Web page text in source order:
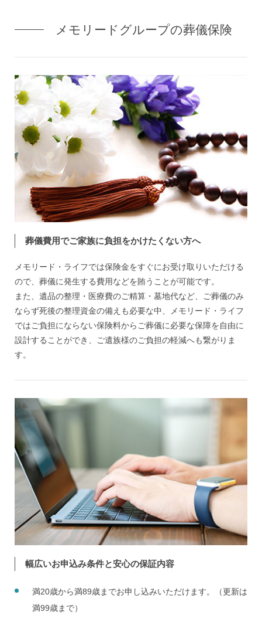
メモリードグループの葬儀保険
葬儀費用でご家族に負担をかけたくない方へ
メモリード・ライフでは保険金をすぐにお受け取りいただける
ので、葬儀に発生する費用などを賄うことが可能です。
また、遺品の整理・医療費のご精算・墓地代など、ご葬儀のみ
ならず死後の整理資金の備えも必要な中、メモリード・ライフ
ではご負担にならない保険料からご葬儀に必要な保障を自由に
設計することができ、ご遺族様のご負担の軽減へも繋がりま
す。
幅広いお申込み条件と安心の保証内容
満20歳から満89歳までお申し込みいただけます。（更新は
満99歳まで）